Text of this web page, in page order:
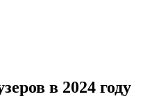
в 2024 году